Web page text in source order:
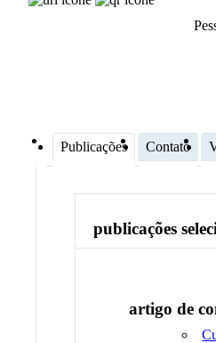
Publicações Contato
publicações
artigo de